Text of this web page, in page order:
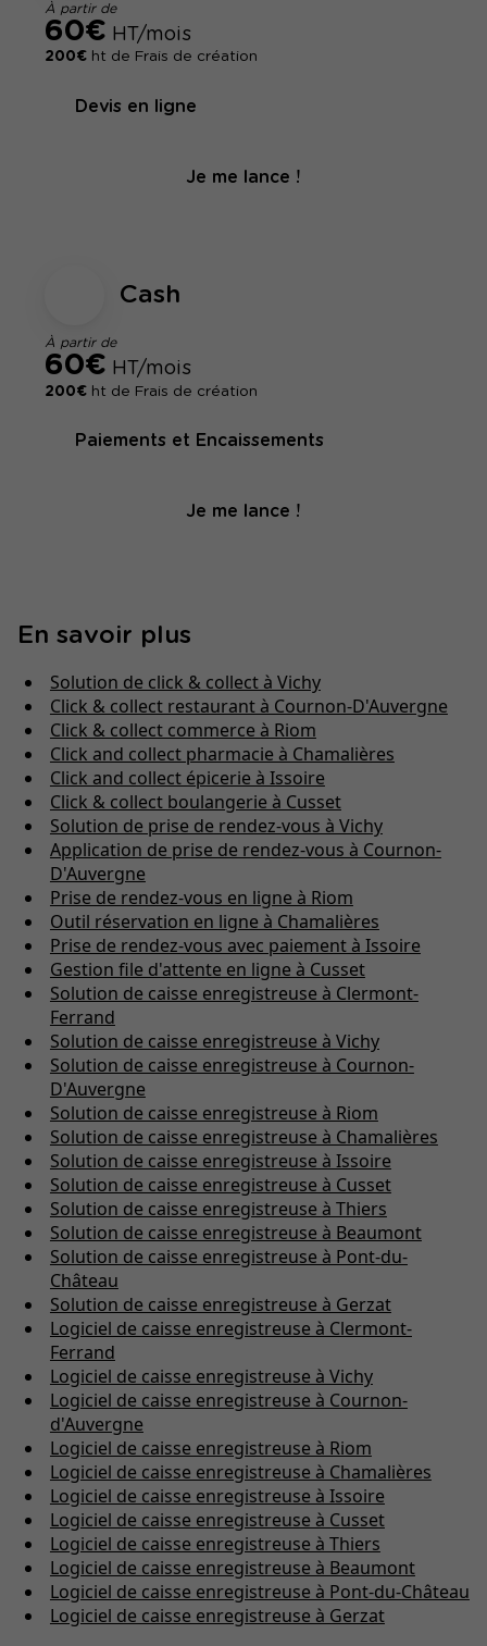
À partir de
60€ HT/mois
200€ ht de Frais de création
Devis en ligne
Je me lance !
Cash
À partir de
60€ HT/mois
200€ ht de Frais de création
Paiements et Encaissements
Je me lance !
En savoir plus
Solution de click & collect à Vichy
Click & collect restaurant à Cournon-D'Auvergne
Click & collect commerce à Riom
Click and collect pharmacie à Chamalières
Click and collect épicerie à Issoire
Click & collect boulangerie à Cusset
Solution de prise de rendez-vous à Vichy
Application de prise de rendez-vous à Cournon-
D'Auvergne
Prise de rendez-vous en ligne à Riom
Outil réservation en ligne à Chamalières
Prise de rendez-vous avec paiement à Issoire
Gestion file d'attente en ligne à Cusset
Solution de caisse enregistreuse à Clermont-
Ferrand
Solution de caisse enregistreuse à Vichy
Solution de caisse enregistreuse à Cournon-
D'Auvergne
Solution de caisse enregistreuse à Riom
Solution de caisse enregistreuse à Chamalières
Solution de caisse enregistreuse à Issoire
Solution de caisse enregistreuse à Cusset
Solution de caisse enregistreuse à Thiers
Solution de caisse enregistreuse à Beaumont
Solution de caisse enregistreuse à Pont-du-
Château
Solution de caisse enregistreuse à Gerzat
Logiciel de caisse enregistreuse à Clermont-
Ferrand
Logiciel de caisse enregistreuse à Vichy
Logiciel de caisse enregistreuse à Cournon-
d'Auvergne
Logiciel de caisse enregistreuse à Riom
Logiciel de caisse enregistreuse à Chamalières
Logiciel de caisse enregistreuse à Issoire
Logiciel de caisse enregistreuse à Cusset
Logiciel de caisse enregistreuse à Thiers
Logiciel de caisse enregistreuse à Beaumont
Logiciel de caisse enregistreuse à Pont-du-Château
Logiciel de caisse enregistreuse à Gerzat